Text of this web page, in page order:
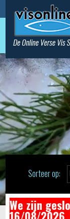
Sorteer op:
We zijn